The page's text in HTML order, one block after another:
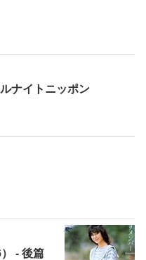
ナイトニッポン
- 後篇